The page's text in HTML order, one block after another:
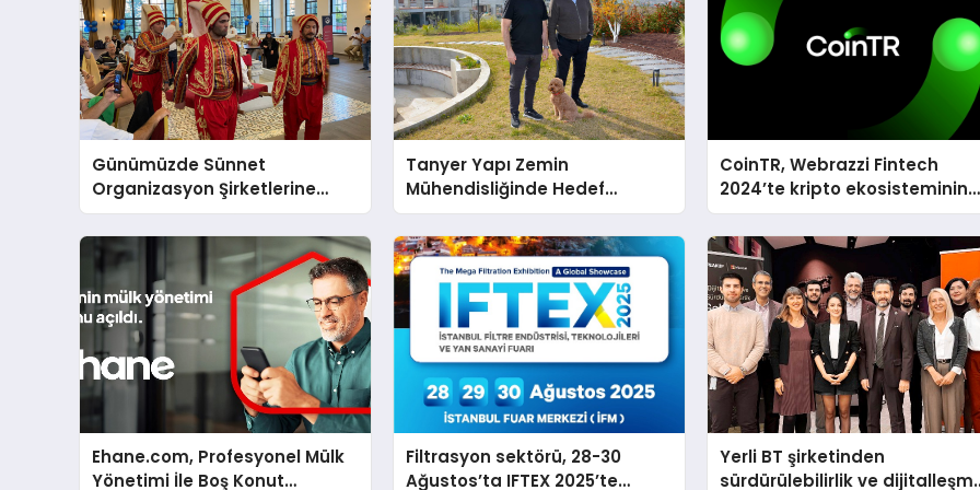
Günümüzde Sünnet
Organizasyon Şirketlerine
Neden İhtiyaç Duyulur?
Tanyer Yapı Zemin
Mühendisliğinde Hedef
Büyüttü
CoinTR, Webrazzi Fintech
2024’te kripto ekosisteminin
tanınan isimlerini ağırlayacak
Ehane.com, Profesyonel Mülk
Yönetimi İle Boş Konut
Filtrasyon sektörü, 28-30
Ağustos’ta IFTEX 2025’te
Yerli BT şirketinden
sürdürülebilirlik ve